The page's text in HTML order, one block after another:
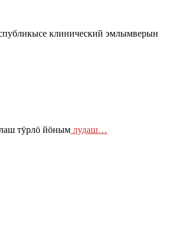
клинический эмлымверын
тӱрлӧ йӧным лудаш…